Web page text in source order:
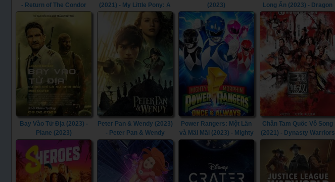
- Return of The Condor
Heroes (1995)
(2021) - My Little Pony: A
New Generation (2021)
(2023)
Long Ẩn (2023) - Dragon
Hidden In A Mysterious
Hole (2023)
Bay Vào Tử Địa (2023) -
Plane (2023)
Peter Pan & Wendy (2023)
- Peter Pan & Wendy
Power Rangers: Một Lần
và Mãi Mãi (2023) - Mighty
Morphin Power Rangers:
Chân Tam Quốc Vô Song
(2021) - Dynasty Warriors